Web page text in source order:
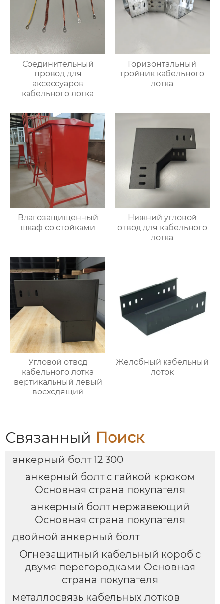
Соединительный
провод для
аксессуаров
кабельного лотка
Горизонтальный
тройник кабельного
лотка
Влагозащищенный
шкаф со стойками
Нижний угловой
отвод для кабельного
лотка
Угловой отвод
кабельного лотка
вертикальный левый
восходящий
Желобный кабельный
лоток
Связанный Поиск
анкерный болт 12 300
анкерный болт с гайкой крюком
Основная страна покупателя
анкерный болт нержавеющий
Основная страна покупателя
двойной анкерный болт
Огнезащитный кабельный короб с
двумя перегородками Основная
страна покупателя
металлосвязь кабельных лотков